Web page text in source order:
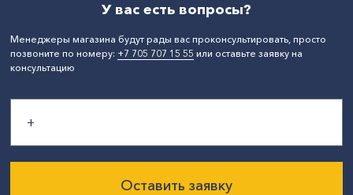
У вас есть вопросы?
Менеджеры магазина будут рады вас проконсультировать, просто
позвоните по номеру: +7 705 707 15 55 или оставьте заявку на
консультацию
Оставить заявку